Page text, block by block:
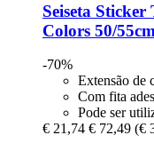
Seiseta Sticker
Colors 50/
-70%
Extensão de
Com fita
Pode ser
€ 21,74 € 72,49 (€